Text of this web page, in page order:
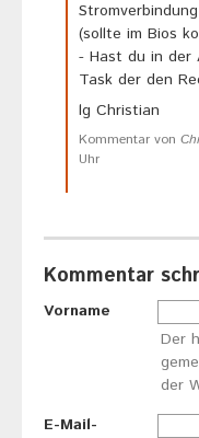
(sollte im Bios
- Hast du in der
Task der den
lg Christian
Kommentar von
Uhr
Kommentar
Vorname
Der
der
E-Mail-